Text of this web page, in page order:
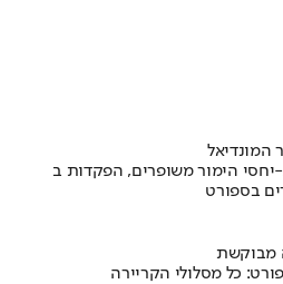
המונדיאל
בספורט
מבוקשת
כל מסלולי הקריירה